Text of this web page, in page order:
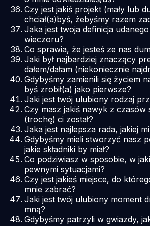
Czy jest jakiś projekt (mały lub
chciał(a)byś, żebyśmy razem
Jaka jest twoja definicja
wieczoru?
Co sprawia, że jesteś ze nas
Jaki był najbardziej znaczący
dałem/dałam (niekoniecznie
Gdybyśmy zamienili się życiem
byś zrobił(a) jako pierwsze?
Jaki jest twój ulubiony rodzaj
Czy masz jakiś nawyk z czasów
(trochę) ci został?
Jaka jest najlepsza rada, jakiej mi
Gdybyśmy mieli stworzyć nasz
jakie składniki by miał?
Co podziwiasz w sposobie, w
pewnymi sytuacjami?
Czy jest jakieś miejsce, do
mnie zabrać?
Jaki jest twój ulubiony moment
mną?
Gdybyśmy patrzyli w gwiazdy,